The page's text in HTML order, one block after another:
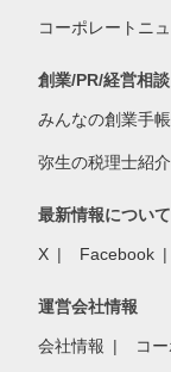
コーポレートニ
創業/PR/経営相
みんなの創業手帳
弥生の税理士紹
最新情報について
X Facebook
運営会社情報
会社情報 コ